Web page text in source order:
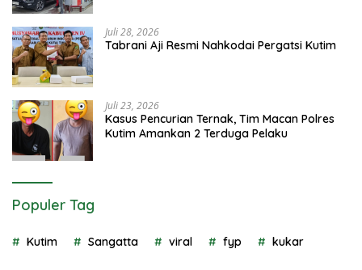
Juli 28, 2026
Tabrani Aji Resmi Nahkodai Pergatsi Kutim
Juli 23, 2026
Kasus Pencurian Ternak, Tim Macan Polres
Kutim Amankan 2 Terduga Pelaku
Populer Tag
Kutim Sangatta viral fyp kukar